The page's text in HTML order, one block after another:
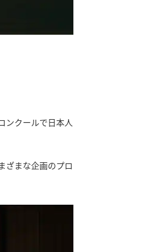
ンクールで日本人
ざまな企画のプロ